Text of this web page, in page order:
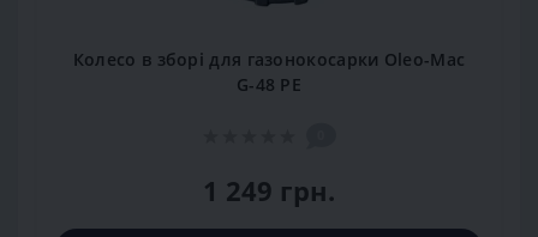
Колесо в зборі для газонокосарки Oleo-Mac
G-48 PE
1 249 грн.